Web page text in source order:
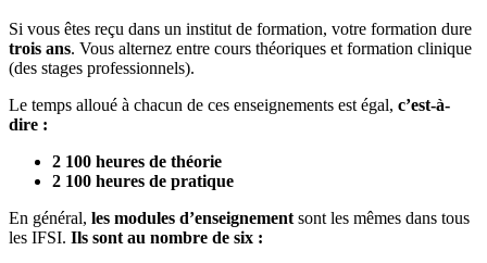
Si vous êtes reçu dans un institut de formation, votre formation dure
trois ans. Vous alternez entre cours théoriques et formation clinique
(des stages professionnels).
Le temps alloué à chacun de ces enseignements est égal, c’est-à-
dire :
2 100 heures de théorie
2 100 heures de pratique
En général, les modules d’enseignement sont les mêmes dans tous
les IFSI. Ils sont au nombre de six :